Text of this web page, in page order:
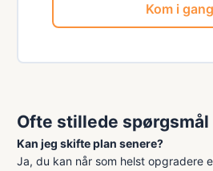
Kom i gang
Ofte stillede spørgsmål
Kan jeg skifte plan senere?
Ja, du kan når som helst opgradere